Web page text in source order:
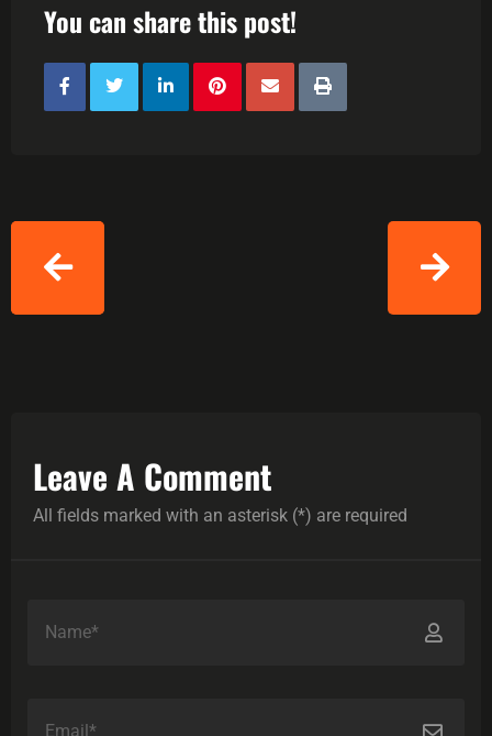
You can share this post!
Leave A Comment
All fields marked with an asterisk (*) are required